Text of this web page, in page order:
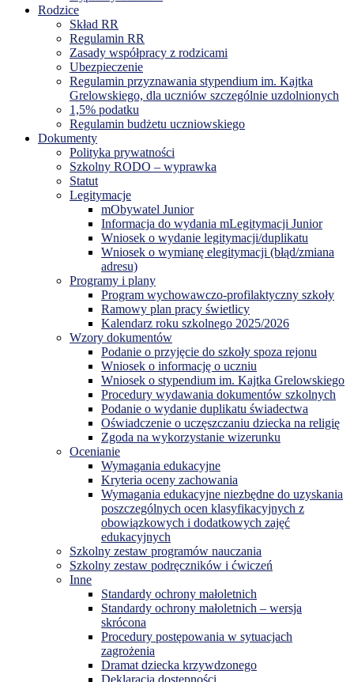
Rodzice
Skład RR
Regulamin RR
Zasady współpracy z rodzicami
Ubezpieczenie
Regulamin przyznawania stypendium im. Kajtka
Grelowskiego, dla uczniów szczególnie uzdolnionych
1,5% podatku
Regulamin budżetu uczniowskiego
Dokumenty
Polityka prywatności
Szkolny RODO – wyprawka
Statut
Legitymacje
mObywatel Junior
Informacja do wydania mLegitymacji Junior
Wniosek o wydanie legitymacji/duplikatu
Wniosek o wymianę elegitymacji (błąd/zmiana
adresu)
Programy i plany
Program wychowawczo-profilaktyczny szkoły
Ramowy plan pracy świetlicy
Kalendarz roku szkolnego 2025/2026
Wzory dokumentów
Podanie o przyjęcie do szkoły spoza rejonu
Wniosek o informację o uczniu
Wniosek o stypendium im. Kajtka Grelowskiego
Procedury wydawania dokumentów szkolnych
Podanie o wydanie duplikatu świadectwa
Oświadczenie o uczęszczaniu dziecka na religię
Zgoda na wykorzystanie wizerunku
Ocenianie
Wymagania edukacyjne
Kryteria oceny zachowania
Wymagania edukacyjne niezbędne do uzyskania
poszczególnych ocen klasyfikacyjnych z
obowiązkowych i dodatkowych zajęć
edukacyjnych
Szkolny zestaw programów nauczania
Szkolny zestaw podręczników i ćwiczeń
Inne
Standardy ochrony małoletnich
Standardy ochrony małoletnich – wersja
skrócona
Procedury postępowania w sytuacjach
zagrożenia
Dramat dziecka krzywdzonego
Deklaracja dostępności